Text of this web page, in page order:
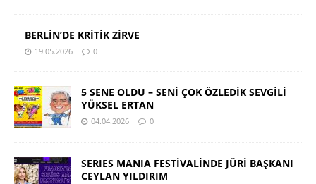
BERLİN’DE KRİTİK ZİRVE
19.05.2026 0
5 SENE OLDU – SENİ ÇOK ÖZLEDİK SEVGİLİ
YÜKSEL ERTAN
04.04.2026 0
SERIES MANIA FESTİVALİNDE JÜRİ BAŞKANI
CEYLAN YILDIRIM